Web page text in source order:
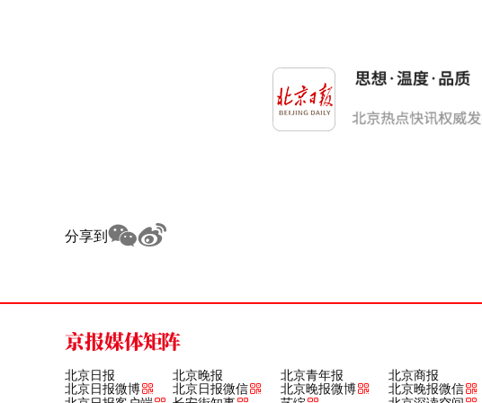
分享到
京报媒体矩阵
北京日报 北京晚报 北京青年报 北京商报
北京日报微博 北京日报微信 北京晚报微博
北京晚报微信